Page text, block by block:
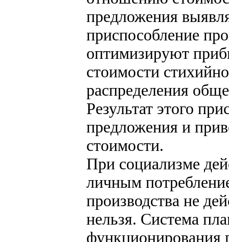
предложения
приспособление
оптимизируют
стоимости
распределения
Результат этого
предложения и
стоимости.
При социализме
личным
производства не
нельзя. Система
функционирования